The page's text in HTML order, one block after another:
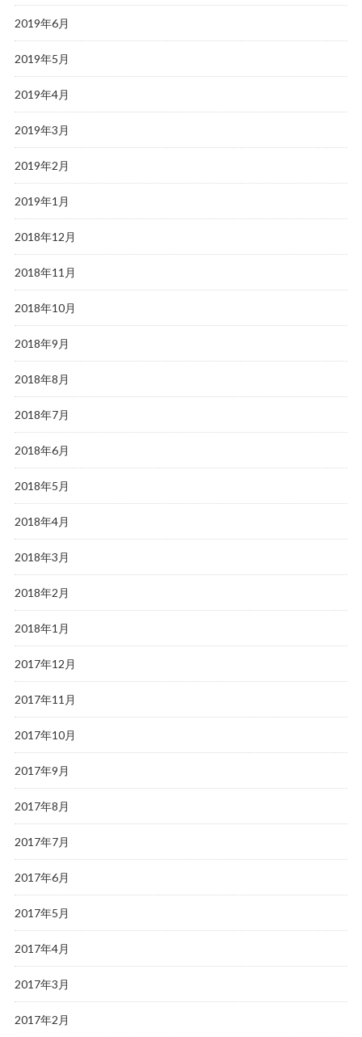
2019年6月
2019年5月
2019年4月
2019年3月
2019年2月
2019年1月
2018年12月
2018年11月
2018年10月
2018年9月
2018年8月
2018年7月
2018年6月
2018年5月
2018年4月
2018年3月
2018年2月
2018年1月
2017年12月
2017年11月
2017年10月
2017年9月
2017年8月
2017年7月
2017年6月
2017年5月
2017年4月
2017年3月
2017年2月